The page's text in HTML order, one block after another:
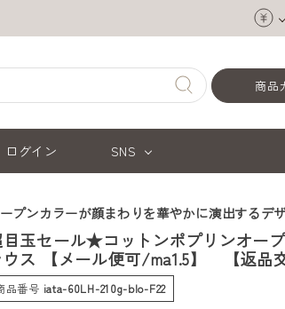
商品
ログイン SNS
プンカラーが顔まわりを華やかに演出するデ
目玉セール★コットンポプリンオー
ウス 【メール便可/ma1.5】 【返品
品番号 iata-60LH-210g-blo-F22